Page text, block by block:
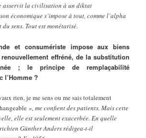
asservit la civilisation à un diktat
économique s’impose à tout, comme l’alpha
du sens. Tout est monétarisé.
et consumériste impose aux biens
effréné, de la substitution
; le principe de remplaçabilité
l’Homme ?
rien, je me sens ou me sais totalement
», me confient des patients. Mais cette
elle est seulement exacerbée. En quelle
Günther Anders rédigea-t-il